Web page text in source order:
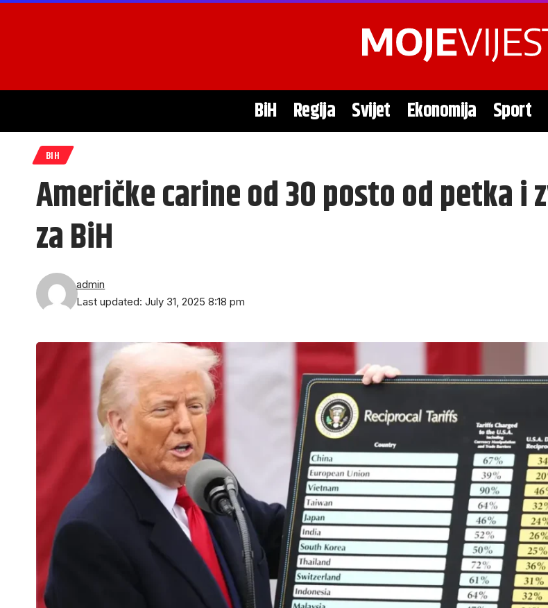
BiH Regija Svijet Ekonomija Sport
BIH
Američke carine od 30 posto od petka i
za BiH
Last updated: July 31, 2025 8:18 pm
admin